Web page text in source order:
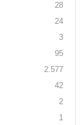
28
24
3
95
2.577
42
2
1